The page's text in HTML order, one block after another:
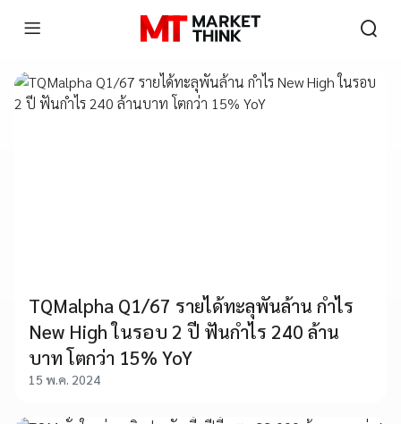
TQMalpha Q1/67 รายได้ทะลุพันล้าน กำไร
New High ในรอบ 2 ปี ฟันกำไร 240 ล้าน
บาท โตกว่า 15% YoY
15 พ.ค. 2024